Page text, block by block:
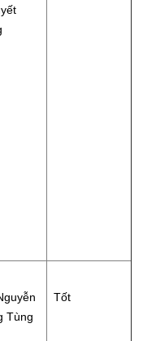
Tùng
Tốt